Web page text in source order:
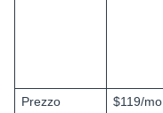
Prezzo
$119/mo